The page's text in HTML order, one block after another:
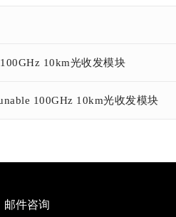
10km光收发模块
100GHz 10km光收发模块
邮件咨询